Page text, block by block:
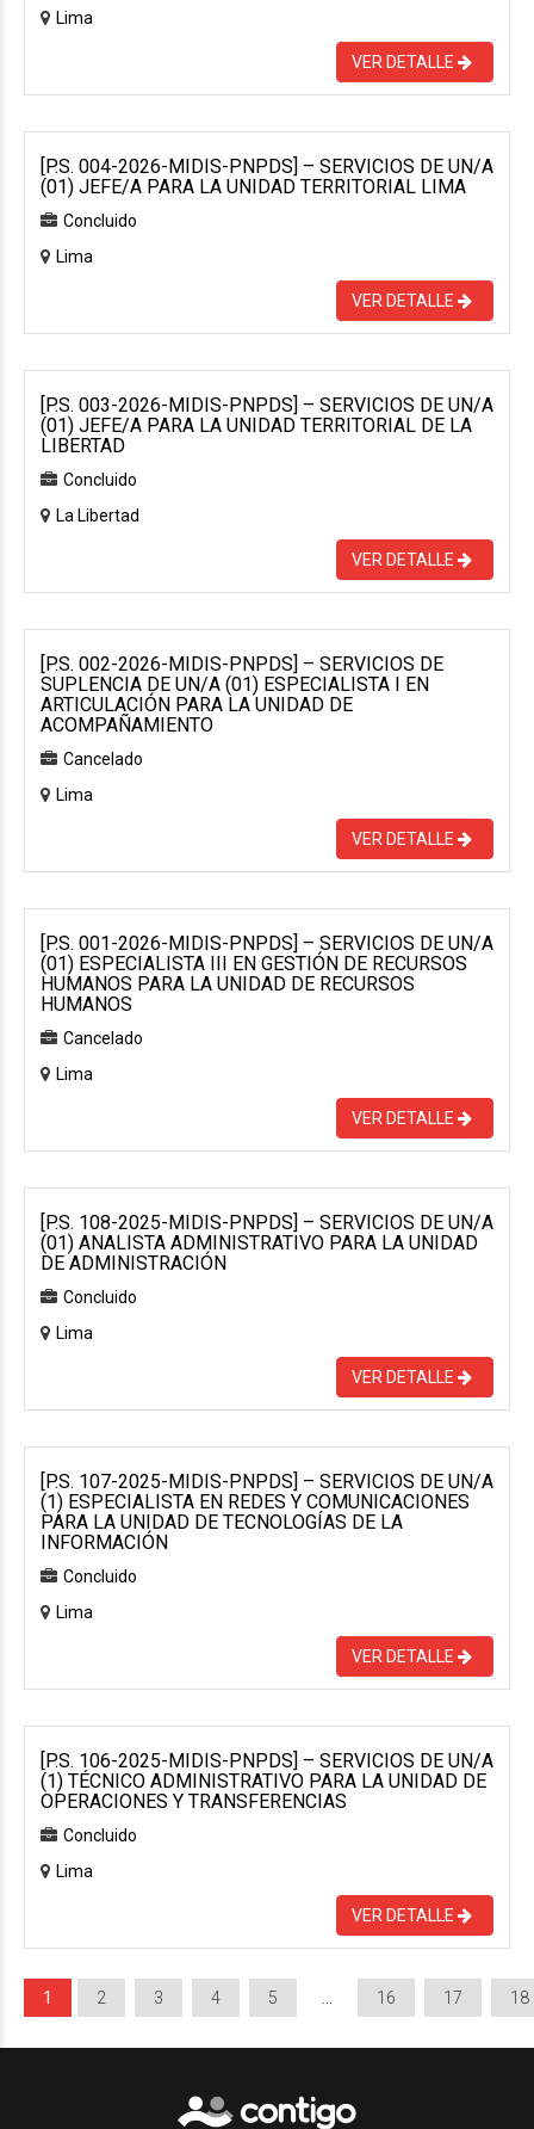
Lima
VER DETALLE
[P.S. 004-2026-MIDIS-PNPDS] – SERVICIOS DE UN/A
(01) JEFE/A PARA LA UNIDAD TERRITORIAL LIMA
Concluido
Lima
VER DETALLE
[P.S. 003-2026-MIDIS-PNPDS] – SERVICIOS DE UN/A
(01) JEFE/A PARA LA UNIDAD TERRITORIAL DE LA
LIBERTAD
Concluido
La Libertad
VER DETALLE
[P.S. 002-2026-MIDIS-PNPDS] – SERVICIOS DE
SUPLENCIA DE UN/A (01) ESPECIALISTA I EN
ARTICULACIÓN PARA LA UNIDAD DE
ACOMPAÑAMIENTO
Cancelado
Lima
VER DETALLE
[P.S. 001-2026-MIDIS-PNPDS] – SERVICIOS DE UN/A
(01) ESPECIALISTA III EN GESTIÓN DE RECURSOS
HUMANOS PARA LA UNIDAD DE RECURSOS
HUMANOS
Cancelado
Lima
VER DETALLE
[P.S. 108-2025-MIDIS-PNPDS] – SERVICIOS DE UN/A
(01) ANALISTA ADMINISTRATIVO PARA LA UNIDAD
DE ADMINISTRACIÓN
Concluido
Lima
VER DETALLE
[P.S. 107-2025-MIDIS-PNPDS] – SERVICIOS DE UN/A
(1) ESPECIALISTA EN REDES Y COMUNICACIONES
PARA LA UNIDAD DE TECNOLOGÍAS DE LA
INFORMACIÓN
Concluido
Lima
VER DETALLE
[P.S. 106-2025-MIDIS-PNPDS] – SERVICIOS DE UN/A
(1) TÉCNICO ADMINISTRATIVO PARA LA UNIDAD DE
OPERACIONES Y TRANSFERENCIAS
Concluido
Lima
VER DETALLE
1 2 3 4 5 16 17 18